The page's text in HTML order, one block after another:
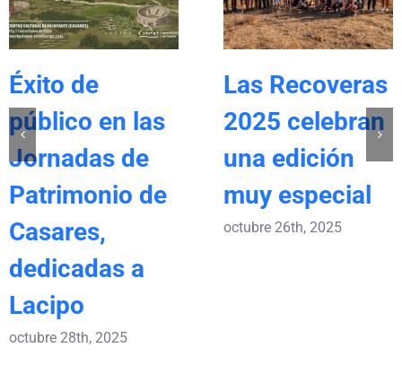
Éxito de
público en las
Jornadas de
Patrimonio de
Casares,
dedicadas a
Lacipo
octubre 28th, 2025
Las Recoveras
2025 celebran
una edición
muy especial
octubre 26th, 2025